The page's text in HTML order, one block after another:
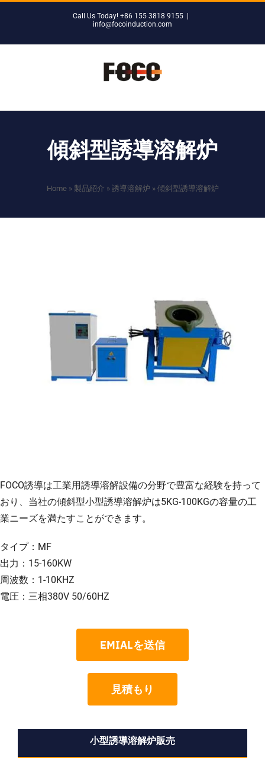
Call Us Today! +86 155 3818 9155
info@focoinduction.com
傾斜型誘導溶解炉
Home» 製品紹介 » 誘導溶解炉 » 傾斜型誘導溶解炉
FOCO誘導は工業用誘導溶解設備の分野で豊富な経験を持って
おり、当社の傾斜型小型誘導溶解炉は5KG-100KGの容量の工
業ニーズを満たすことができます。
タイプ：MF
出力：15-160KW
周波数：1-10KHZ
電圧：三相380V 50/60HZ
EMIALを送信
見積もり
小型誘導溶解炉販売